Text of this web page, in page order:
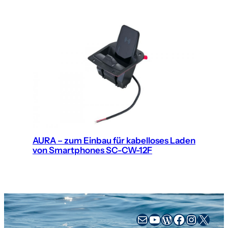
AURA – zum Einbau für kabelloses Laden
von Smartphones SC-CW-12F
sales@busse-yachtshop.de
YouTube
WordPress
Facebook
X